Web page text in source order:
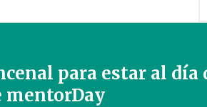
para estar al día
mentorDay